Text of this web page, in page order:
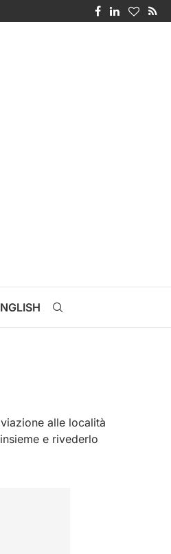
alle località
e rivederlo